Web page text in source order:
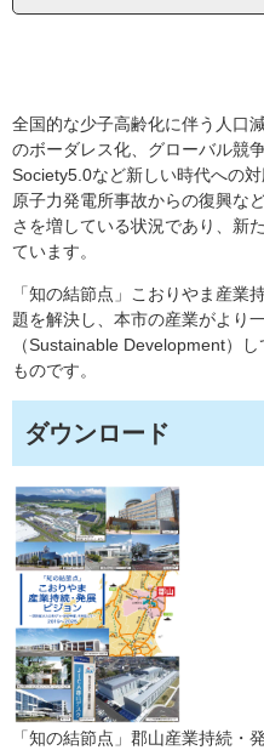
全国的な少子高齢化に伴う人口
のボーダレス化、グローバル競
Society5.0など新しい時代への
原子力発電所事故からの復興な
さを増している状況であり、新
ています。
「知の結節点」こおりやま産業
題を解決し、本市の産業がより
（Sustainable Development）
ものです。
ダウンロード
「知の結節点」郡山産業持続・